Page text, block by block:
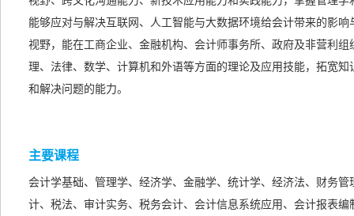
能够应对与解决互联网、人工智能与大数据环境给会计带来的影
视野，能在工商企业、金融机构、会计师事务所、政府及非营利
理、法律、数学、计算机和外语等方面的理论及应用技能，拓宽
和解决问题的能力。
主要课程
会计学基础、管理学、经济学、金融学、统计学、经济法、财务
计、税法、审计实务、税务会计、会计信息系统应用、会计报表